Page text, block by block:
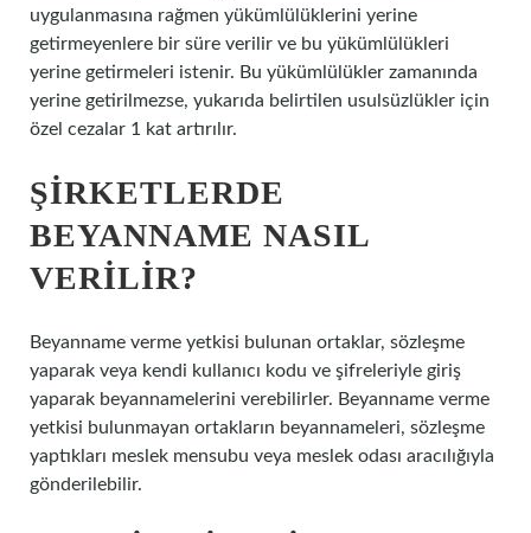
uygulanmasına rağmen yükümlülüklerini yerine
getirmeyenlere bir süre verilir ve bu yükümlülükleri
yerine getirmeleri istenir. Bu yükümlülükler zamanında
yerine getirilmezse, yukarıda belirtilen usulsüzlükler için
özel cezalar 1 kat artırılır.
ŞIRKETLERDE
BEYANNAME NASIL
VERILIR?
Beyanname verme yetkisi bulunan ortaklar, sözleşme
yaparak veya kendi kullanıcı kodu ve şifreleriyle giriş
yaparak beyannamelerini verebilirler. Beyanname verme
yetkisi bulunmayan ortakların beyannameleri, sözleşme
yaptıkları meslek mensubu veya meslek odası aracılığıyla
gönderilebilir.